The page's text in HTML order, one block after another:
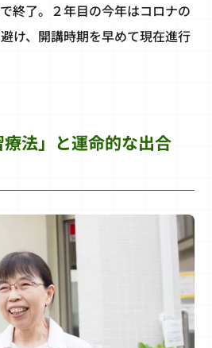
終了。２年目の今年はコロナの
け、開講時期を早めて現在進行
法」と運命的な出合